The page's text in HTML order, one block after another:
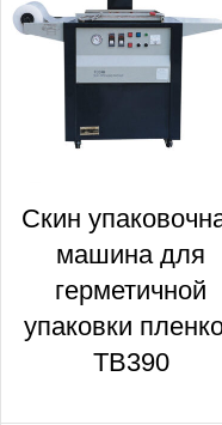
Скин
машина для
герметичной
упаковки
TB390